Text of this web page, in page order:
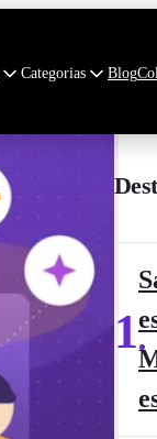
Categorias Blog
1